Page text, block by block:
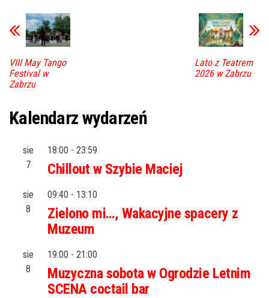
VIII May Tango
Festival w
Zabrzu
Lato z Teatrem
2026 w Zabrzu
Kalendarz wydarzeń
sie
7
18:00 - 23:59
Chillout w Szybie Maciej
sie
8
09:40 - 13:10
Zielono mi…, Wakacyjne spacery z
Muzeum
sie
8
19:00 - 21:00
Muzyczna sobota w Ogrodzie Letnim
SCENA coctail bar